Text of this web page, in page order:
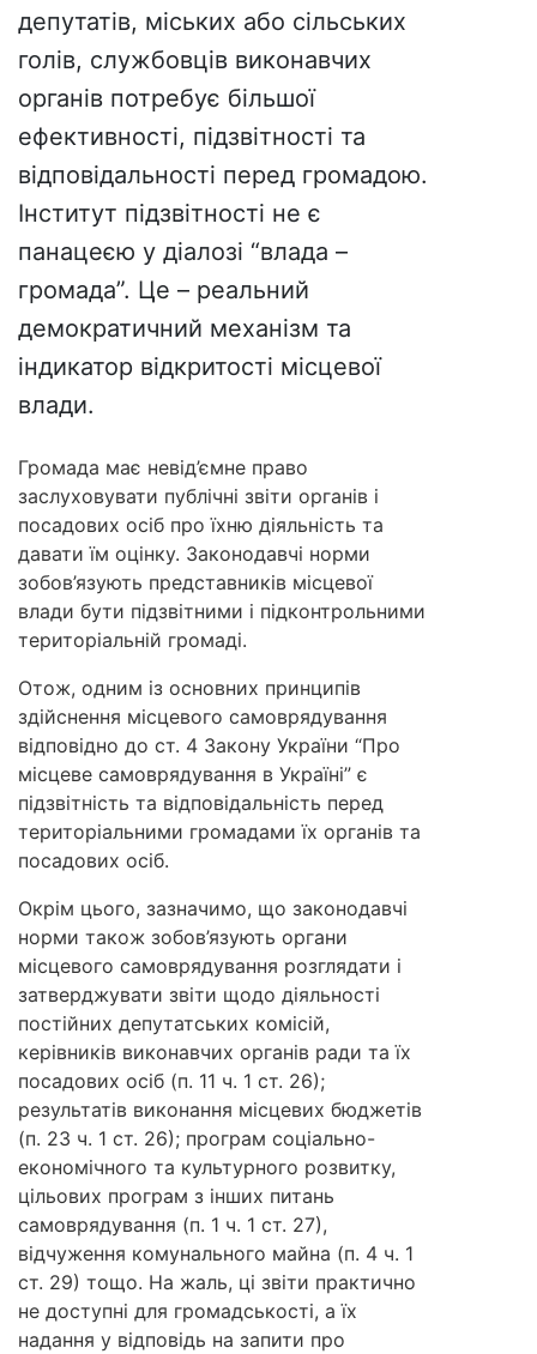
депутатів, міських або сільських
голів, службовців виконавчих
органів потребує більшої
ефективності, підзвітності та
відповідальності перед громадою.
Інститут підзвітності не є
панацеєю у діалозі “влада –
громада”. Це – реальний
демократичний механізм та
індикатор відкритості місцевої
влади.
Громада має невід’ємне право
заслуховувати публічні звіти органів і
посадових осіб про їхню діяльність та
давати їм оцінку. Законодавчі норми
зобов’язують представників місцевої
влади бути підзвітними і підконтрольними
територіальній громаді.
Отож, одним із основних принципів
здійснення місцевого самоврядування
відповідно до ст. 4 Закону України “Про
місцеве самоврядування в Україні” є
підзвітність та відповідальність перед
територіальними громадами їх органів та
посадових осіб.
Окрім цього, зазначимо, що законодавчі
норми також зобов’язують органи
місцевого самоврядування розглядати і
затверджувати звіти щодо діяльності
постійних депутатських комісій,
керівників виконавчих органів ради та їх
посадових осіб (п. 11 ч. 1 ст. 26);
результатів виконання місцевих бюджетів
(п. 23 ч. 1 ст. 26); програм соціально-
економічного та культурного розвитку,
цільових програм з інших питань
самоврядування (п. 1 ч. 1 ст. 27),
відчуження комунального майна (п. 4 ч. 1
ст. 29) тощо. На жаль, ці звіти практично
не доступні для громадськості, а їх
надання у відповідь на запити про